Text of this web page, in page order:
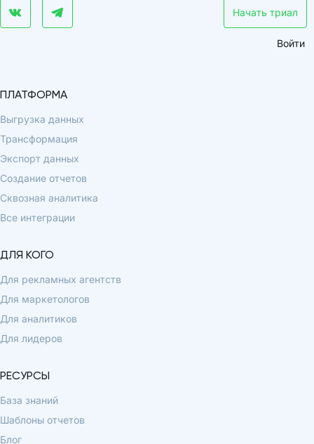
Начать триал
Войти
ПЛАТФОРМА
Выгрузка данных
Трансформация
Экспорт данных
Создание отчетов
Сквозная аналитика
Все интеграции
ДЛЯ КОГО
Для рекламных агентств
Для маркетологов
Для аналитиков
Для лидеров
РЕСУРСЫ
База знаний
Шаблоны отчетов
Блог